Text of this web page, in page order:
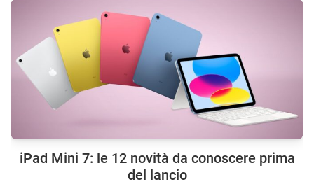
iPad Mini 7: le 12 novità da conoscere prima
del lancio